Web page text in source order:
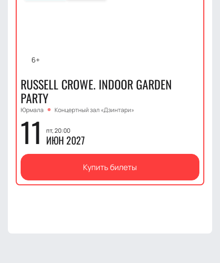
6+
RUSSELL CROWE. INDOOR GARDEN
PARTY
Юрмала Концертный зал «Дзинтари»
11 пт, 20:00
ИЮН 2027
Купить билеты